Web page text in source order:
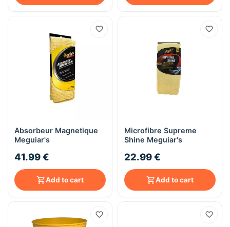
Absorbeur Magnetique
Meguiar's
41.99 €
Add to cart
Microfibre Supreme
Shine Meguiar's
22.99 €
Add to cart